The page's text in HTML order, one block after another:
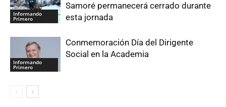
Informando
Primero
Samoré permanecerá cerrado durante
esta jornada
Informando
Primero
Conmemoración Día del Dirigente
Social en la Academia